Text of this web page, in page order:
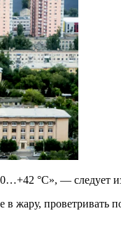
°C», — следует
жару, проветривать